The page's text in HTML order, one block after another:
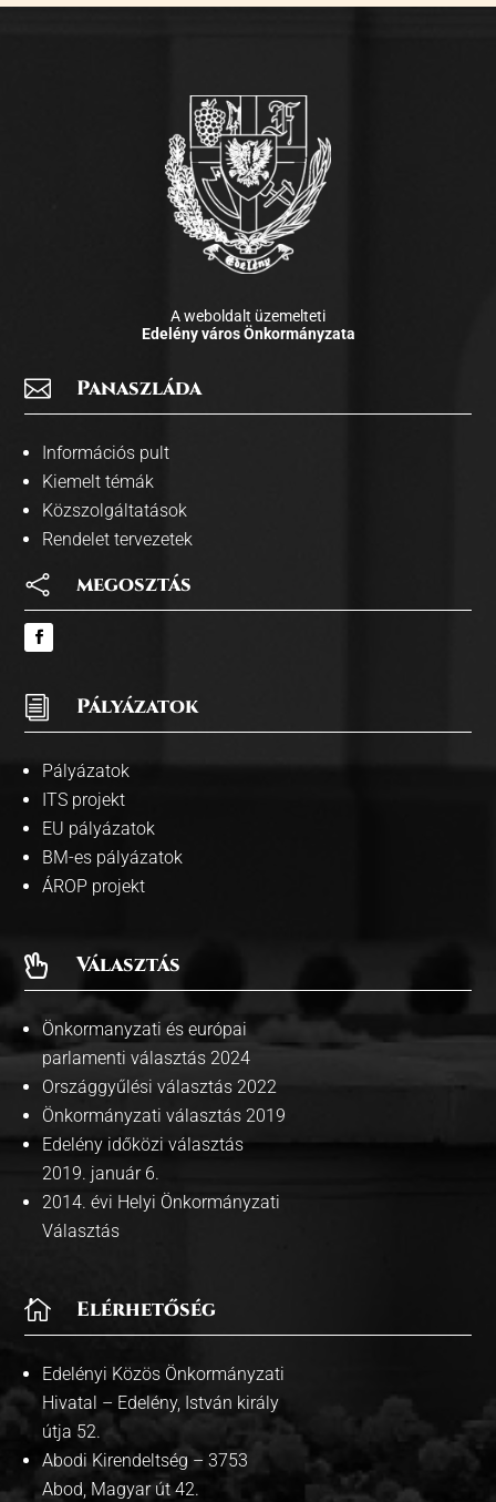
A weboldalt üzemelteti
Edelény város Önkormányzata
 Panaszláda
Információs pult
Kiemelt témák
Közszolgáltatások
Rendelet tervezetek
 megosztás
i Pályázatok
Pályázatok
ITS projekt
EU pályázatok
BM-es pályázatok
ÁROP projekt
 Választás
Önkormanyzati és európai
parlamenti választás 2024
Országgyűlési választás 2022
Önkormányzati választás 2019
Edelény időközi választás
2019. január 6.
2014. évi Helyi Önkormányzati
Választás
 Elérhetőség
Edelényi Közös Önkormányzati
Hivatal – Edelény, István király
útja 52.
Abodi Kirendeltség – 3753
Abod, Magyar út 42.